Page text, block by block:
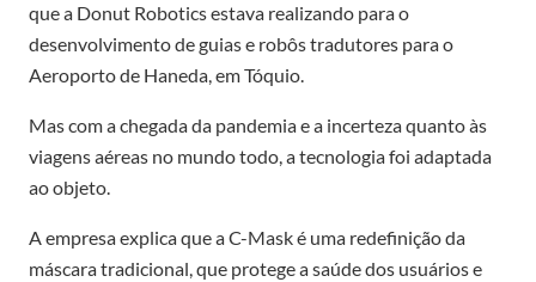
que a Donut Robotics estava realizando para o
desenvolvimento de guias e robôs tradutores para o
Aeroporto de Haneda, em Tóquio.
Mas com a chegada da pandemia e a incerteza quanto às
viagens aéreas no mundo todo, a tecnologia foi adaptada
ao objeto.
A empresa explica que a C-Mask é uma redefinição da
máscara tradicional, que protege a saúde dos usuários e